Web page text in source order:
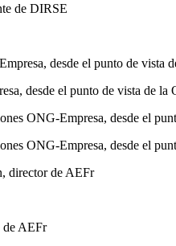
de DIRSE
desde el punto de vista
desde el punto de vista de la
ONG-Empresa, desde el
ONG-Empresa, desde el
director de AEFr
de AEFr